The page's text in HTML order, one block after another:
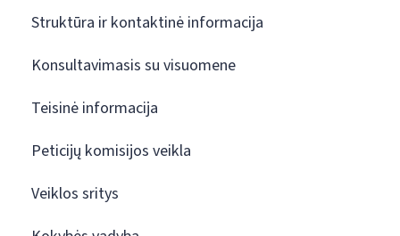
Struktūra ir kontaktinė informacija
Konsultavimasis su visuomene
Teisinė informacija
Peticijų komisijos veikla
Veiklos sritys